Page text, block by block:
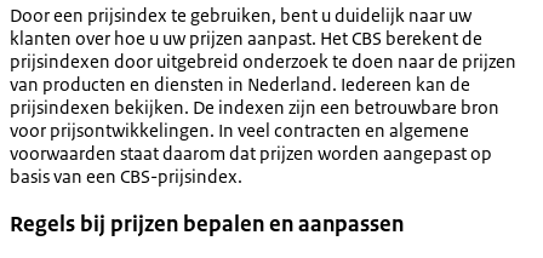
Door een prijsindex te gebruiken, bent u duidelijk naar uw
klanten over hoe u uw prijzen aanpast. Het CBS berekent de
prijsindexen door uitgebreid onderzoek te doen naar de prijzen
van producten en diensten in Nederland. Iedereen kan de
prijsindexen bekijken. De indexen zijn een betrouwbare bron
voor prijsontwikkelingen. In veel contracten en algemene
voorwaarden staat daarom dat prijzen worden aangepast op
basis van een CBS-prijsindex.
Regels bij prijzen bepalen en aanpassen